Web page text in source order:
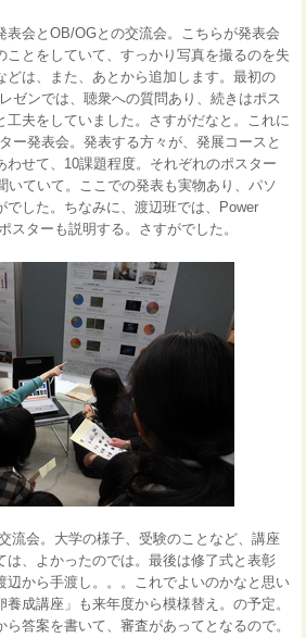
会とOB/OGとの交流会。こちらが発表会
ことをしていて、すっかり写真を撮るのを失
どは、また、あとから追加します。最初の
ゼンでは、聴衆への質問あり、続きはポス
工夫をしていました。さすがだなと。これに
ー発表会。発表する方々が、発展コースと
わせて、10課題程度。それぞれのポスター
いていて。ここでの発表も実物あり、パソ
でした。ちなみに、渡辺班では、Power
スターも説明する。さすがでした。
流会。大学の様子、受験のことなど、講座
は、よかったのでは。最後は修了式と表彰
辺から手渡し。。。これでよいのかなと思い
成講座」も来年度から模様替え。の予定。
答案を書いて、審査があってとなるので。